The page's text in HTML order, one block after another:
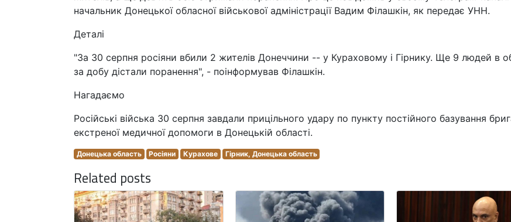
начальник Донецької обласної військової адміністрації Вадим Філашкін, як передає УНН.
Деталі
"За 30 серпня росіяни вбили 2 жителів Донеччини -- у Кураховому і Гірнику. Ще 9 людей в
за добу дістали поранення", - поінформував Філашкін.
Нагадаємо
Російські війська 30 серпня завдали прицільного удару по пункту постійного базування
екстреної медичної допомоги в Донецькій області.
Донецька область Росіяни Курахове Гірник, Донецька область
Related posts